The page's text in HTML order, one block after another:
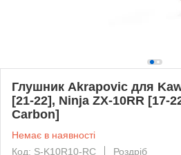
Глушник Akrapovic для
[21-22], Ninja ZX-10RR [17-
Carbon]
Немає в наявності
Код: S-K10R10-RC
Роздріб